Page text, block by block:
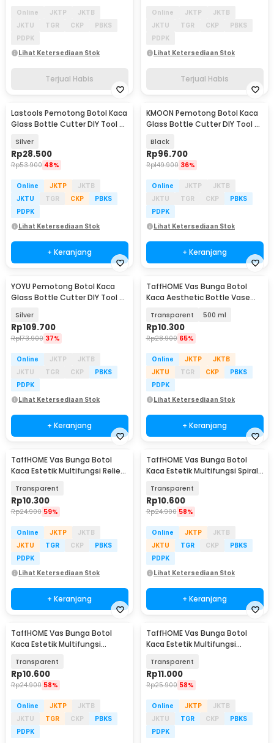
Online JKTP
JKTB
JKTU
TGR CKP
PBKS
PDPK
Lihat Ketersediaan Stok
Terjual Habis
Online JKTP
JKTB
JKTU
TGR CKP
PBKS
PDPK
Lihat Ketersediaan Stok
Terjual Habis
Lastools Pemotong Botol Kaca
Glass Bottle Cutter DIY Tool -
Silver
Rp28.500
Rp53.900 48%
Online JKTP
JKTB
JKTU
TGR CKP
PBKS
PDPK
Lihat Ketersediaan Stok
+ Keranjang
KMOON Pemotong Botol Kaca
Glass Bottle Cutter DIY Tool -
Black
Rp96.700
Rp149.900 36%
Online JKTP
JKTB
JKTU
TGR CKP
PBKS
PDPK
Lihat Ketersediaan Stok
+ Keranjang
YOYU Pemotong Botol Kaca
Glass Bottle Cutter DIY Tool 3-
Silver
Rp109.700
Rp173.900 37%
Online JKTP
JKTB
JKTU
TGR CKP
PBKS
PDPK
Lihat Ketersediaan Stok
+ Keranjang
TaffHOME Vas Bunga Botol
Kaca Aesthetic Bottle Vase
Transparent 500 ml
Rp10.300
Rp28.900 65%
Online JKTP
JKTB
JKTU
TGR CKP
PBKS
PDPK
Lihat Ketersediaan Stok
+ Keranjang
TaffHOME Vas Bunga Botol
Kaca Estetik Multifungsi Relief
Transparent
Rp10.300
Rp24.900 59%
Online JKTP
JKTB
JKTU
TGR CKP
PBKS
PDPK
Lihat Ketersediaan Stok
+ Keranjang
TaffHOME Vas Bunga Botol
Kaca Estetik Multifungsi Spiral
Transparent
Rp10.600
Rp24.900 58%
Online JKTP
JKTB
JKTU
TGR CKP
PBKS
PDPK
Lihat Ketersediaan Stok
+ Keranjang
TaffHOME Vas Bunga Botol
Kaca Estetik Multifungsi
Transparent
Rp10.600
Rp24.900 58%
Online JKTP
JKTB
JKTU
TGR CKP
PBKS
PDPK
TaffHOME Vas Bunga Botol
Kaca Estetik Multifungsi
Transparent
Rp11.000
Rp25.900 58%
Online JKTP
JKTB
JKTU
TGR CKP
PBKS
PDPK